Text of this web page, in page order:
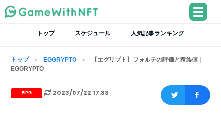
トップ スケジュール 人気記事ランキング
トップ EGGRYPTO
【エグリプト】フォルテの評価と種族値｜
EGGRYPTO
RPG 2023/07/22 17:33